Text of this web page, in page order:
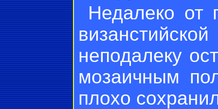
Недалеко от
неподалеку
мозаичным
плохо